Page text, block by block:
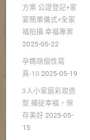
方案 公證登記+家
宴簡單儀式+全家
福拍攝 幸福專案
2025-05-22
孕媽咪個性寫
真-10 2025-05-19
3人小家庭彩妝造
型 捕捉幸福，保
存美好 2025-05-
15